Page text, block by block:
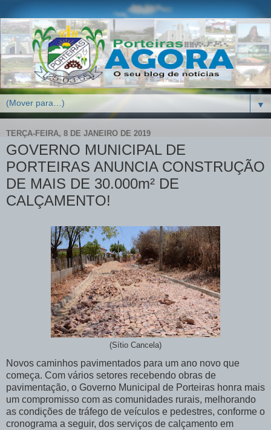
▼
TERÇA-FEIRA, 8 DE JANEIRO DE 2019
GOVERNO MUNICIPAL DE
PORTEIRAS ANUNCIA CONSTRUÇÃO
DE MAIS DE 30.000m² DE
CALÇAMENTO!
(Sítio Cancela)
Novos caminhos pavimentados para um ano novo que
começa. Com vários setores recebendo obras de
pavimentação, o Governo Municipal de Porteiras honra mais
um compromisso com as comunidades rurais, melhorando
as condições de tráfego de veículos e pedestres, conforme o
cronograma a seguir, dos serviços de calçamento em